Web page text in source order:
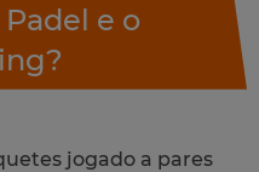
e o
jogado a pares